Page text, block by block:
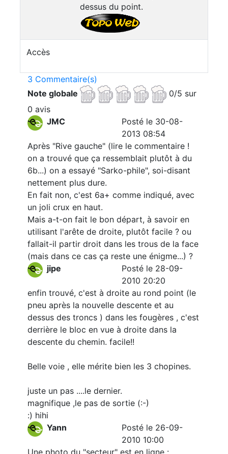
dessus du point.
Accès
3 Commentaire(s)
Note globale
0/5 sur
0 avis
JMC
Posté le 30-08-
2013 08:54
Après "Rive gauche" (lire le commentaire !
on a trouvé que ça ressemblait plutôt à du
6b...) on a essayé "Sarko-phile", soi-disant
nettement plus dure.
En fait non, c'est 6a+ comme indiqué, avec
un joli crux en haut.
Mais a-t-on fait le bon départ, à savoir en
utilisant l'arête de droite, plutôt facile ? ou
fallait-il partir droit dans les trous de la face
(mais dans ce cas ça reste une énigme...) ?
jipe
Posté le 28-09-
2010 20:20
enfin trouvé, c'est à droite au rond point (le
pneu après la nouvelle descente et au
dessus des troncs ) dans les fougères , c'est
derrière le bloc en vue à droite dans la
descente du chemin. facile!!
Belle voie , elle mérite bien les 3 chopines.
juste un pas ....le dernier.
magnifique ,le pas de sortie (:-)
:) hihi
Yann
Posté le 26-09-
2010 10:00
Une photo du "secteur" est en ligne :